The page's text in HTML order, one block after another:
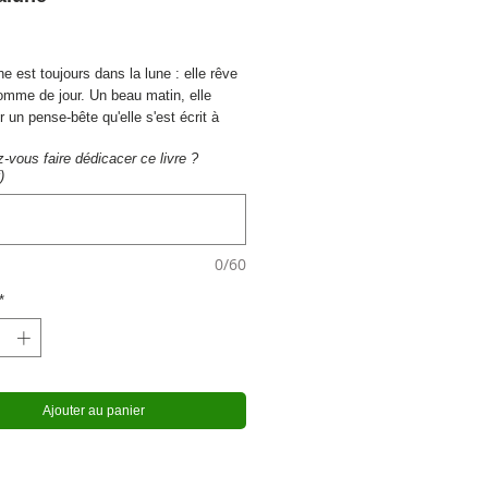
est toujours dans la lune : elle rêve
de jour. Un beau matin, elle
un pense-bête qu'elle s'est écrit à
Campalune décide donc d'aller à la
de ses amis pour en savoir plus. Mais
vous faire dédicacer ce livre ?
0/60
*
Ajouter au panier